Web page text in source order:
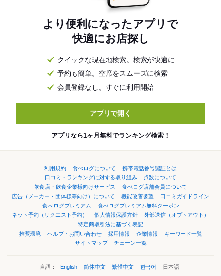
より便利になったアプリで
快適にお店探し
クイックな現在地検索。検索が快適に
予約も簡単。空席をスムーズに検索
会員登録なし。すぐに利用開始
アプリで開く
アプリなら1ヶ月無料でランキング検索！
利用規約 食べログについて
携帯電話番号認証とは
口コミ・ランキングに対する取り組み
点数について
飲食店・飲食企業様向けサービス
食べログ店舗会員について
広告（メーカー・団体様等向け）について
機能改善要望
口コミガイドライン
食べログプレミアム
食べログプレミアム無料クーポン
ネット予約（リクエスト予約）
個人情報保護方針
外部送信（オプトアウト）
特定商取引法に基づく表記
推奨環境
ヘルプ・お問い合わせ 採用情報 企業情報
キーワード一覧
サイトマップ
チェーン一覧
言語： English 简体中文 繁體中文 한국어 日本語